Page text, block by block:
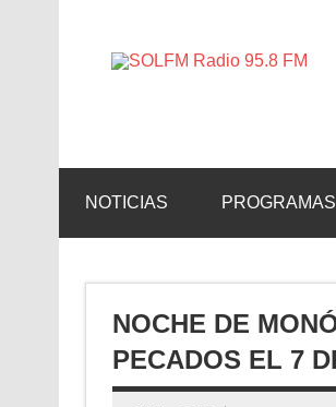
NOTICIAS PROGRAMAS
NOCHE DE
PECADOS EL 7